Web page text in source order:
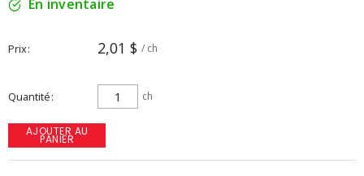
En inventaire
Prix 2,01 $ / ch
Quantité ch
AJOUTER AU
PANIER